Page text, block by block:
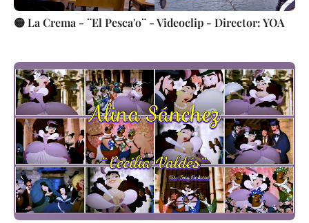
🟡 La Crema - ¨El Pesca'o¨ - Videoclip - Director: YOA